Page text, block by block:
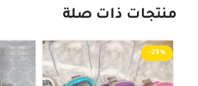
منتجات ذات صلة
-29%